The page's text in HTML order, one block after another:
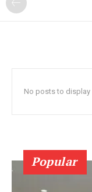
No posts to display
Popular